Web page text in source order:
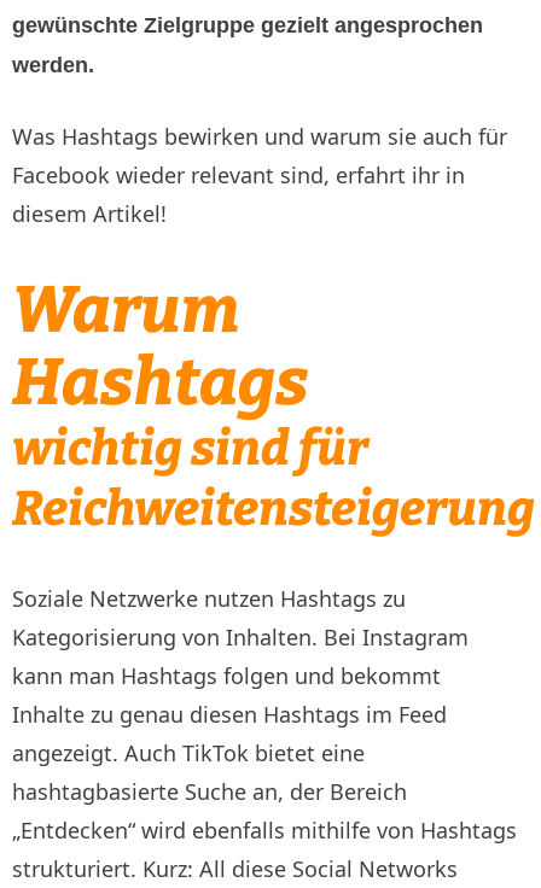
gewünschte Zielgruppe gezielt angesprochen
werden.
Was Hashtags bewirken und warum sie auch für
Facebook wieder relevant sind, erfahrt ihr in
diesem Artikel!
Warum
Hashtags
wichtig sind für
Reichweitensteigerung
Soziale Netzwerke nutzen Hashtags zu
Kategorisierung von Inhalten. Bei Instagram
kann man Hashtags folgen und bekommt
Inhalte zu genau diesen Hashtags im Feed
angezeigt. Auch TikTok bietet eine
hashtagbasierte Suche an, der Bereich
„Entdecken“ wird ebenfalls mithilfe von Hashtags
strukturiert. Kurz: All diese Social Networks